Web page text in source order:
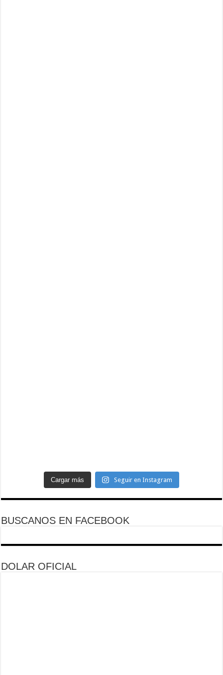
Cargar más Seguir en Instagram
BUSCANOS EN FACEBOOK
DOLAR OFICIAL